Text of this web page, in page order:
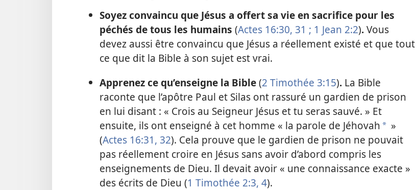
Soyez convaincu que Jésus a offert sa vie en sacrifice pour les
péchés de tous les humains (Actes 16:30, 31 ; 1 Jean 2:2).Vous
devez aussi être convaincu que Jésus a réellement existé et que tout
ce que dit la Bible à son sujet est vrai.
Apprenez ce qu’enseigne la Bible(2 Timothée 3:15).La Bible
raconte que l’apôtre Paul et Silas ont rassuré un gardien de prison
en lui disant : « Crois au Seigneur Jésus et tu seras sauvé. » Et
ensuite, ils ont enseigné à cet homme « la parole de Jéhovah a »
(Actes 16:31, 32). Cela prouve que le gardien de prison ne pouvait
pas réellement croire en Jésus sans avoir d’abord compris les
enseignements de Dieu. Il devait avoir « une connaissance exacte »
des écrits de Dieu (1 Timothée 2:3, 4).